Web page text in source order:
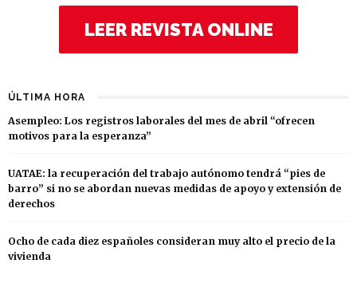
LEER REVISTA ONLINE
ÚLTIMA HORA
Asempleo: Los registros laborales del mes de abril “ofrecen
motivos para la esperanza”
UATAE: la recuperación del trabajo autónomo tendrá “pies de
barro” si no se abordan nuevas medidas de apoyo y extensión de
derechos
Ocho de cada diez españoles consideran muy alto el precio de la
vivienda